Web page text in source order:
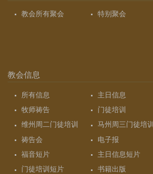
教会所有聚会 特别聚会
教会信息
所有信息
主日信息
牧师祷告
门徒培训
维州周二门徒培训
马州周三门徒培训
祷告会
电子报
福音短片
主日信息短片
门徒培训短片
书籍出版